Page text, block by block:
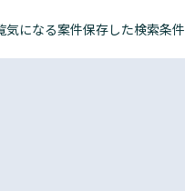
気になる案件保存した検索条件